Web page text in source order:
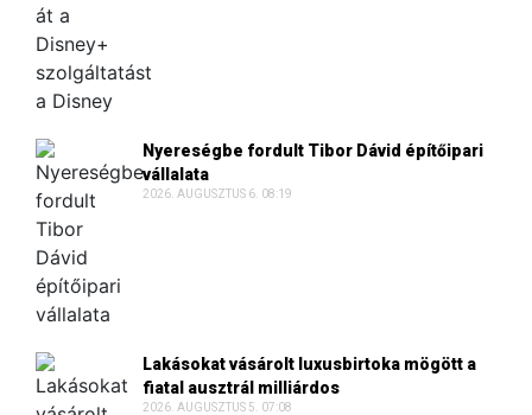
Nyereségbe fordult Tibor Dávid építőipari
vállalata
2026. AUGUSZTUS 6. 08:19
Lakásokat vásárolt luxusbirtoka mögött a
fiatal ausztrál milliárdos
2026. AUGUSZTUS 5. 07:08